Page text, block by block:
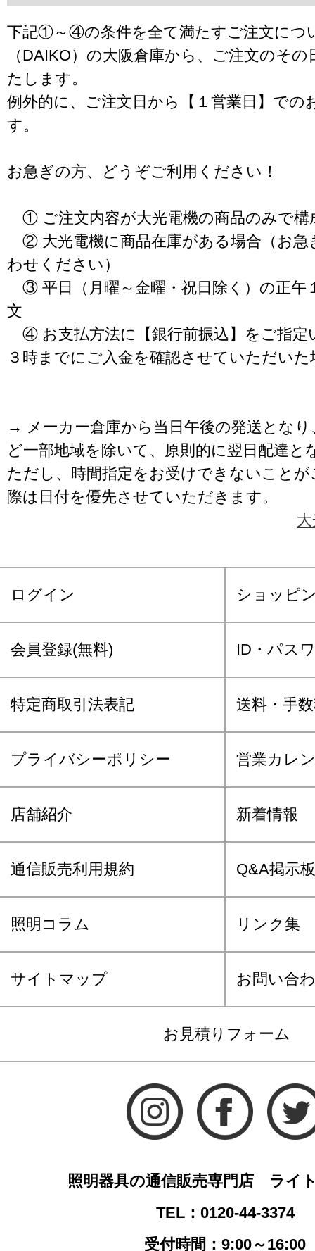
下記①～④の条件を全て満たすご注文につ
（DAIKO）の大阪倉庫から、ご注文のそ
たします。
例外的に、ご注文日から【１営業日】での
す。
お急ぎの方、どうぞご利用ください！
① ご注文内容が大光電機の商品のみで構
② 大光電機に商品在庫がある場合（お急
わせください）
③ 平日（月曜～金曜・祝日除く）の正午
文
④ お支払方法に【銀行前振込】をご指定
３時までにご入金を確認させていただいた
→ メーカー倉庫から当日午後の発送となり
ど一部地域を除いて、原則的に翌日配達と
ただし、時間指定をお受けできないこと
際は日付を優先させていただきます。
ログイン ショッピ
会員登録(無料) ID・パス
特定商取引法表記 送料・手
プライバシーポリシー 営業カレ
店舗紹介 新着情報
通信販売利用規約 Q&A掲示板
照明コラム リンク集
サイトマップ お問い合
お見積りフォーム
照明器具の通信販売専門店 ライ
TEL：0120-44-3374
受付時間：9:00～16:00